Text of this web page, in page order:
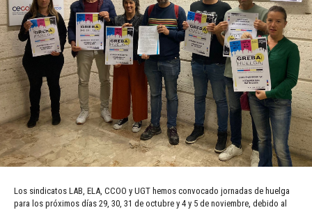
Los sindicatos LAB, ELA, CCOO y UGT hemos convocado jornadas de huelga
para los próximos días 29, 30, 31 de octubre y 4 y 5 de noviembre, debido al